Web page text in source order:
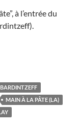
à l’entrée du
Fournier à Orsay
BARDINTZEFF
MAIN À LA PÂTE (LA)